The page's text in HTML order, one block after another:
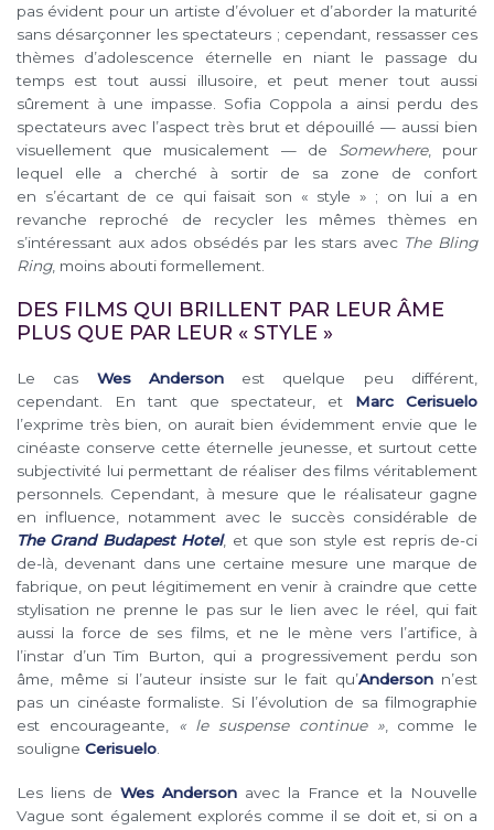
pas évident pour un artiste d’évoluer et d’aborder la maturité
sans désarçonner les spectateurs ; cependant, ressasser ces
thèmes d’adolescence éternelle en niant le passage du
temps est tout aussi illusoire, et peut mener tout aussi
sûrement à une impasse. Sofia Coppola a ainsi perdu des
spectateurs avec l’aspect très brut et dépouillé — aussi bien
visuellement que musicalement — de Somewhere, pour
lequel elle a cherché à sortir de sa zone de confort
en s’écartant de ce qui faisait son « style » ; on lui a en
revanche reproché de recycler les mêmes thèmes en
s’intéressant aux ados obsédés par les stars avec The Bling
Ring, moins abouti formellement.
DES FILMS QUI BRILLENT PAR LEUR ÂME
PLUS QUE PAR LEUR « STYLE »
Le cas Wes Andersonest quelque peu différent,
cependant. En tant que spectateur, et Marc Cerisuelo
l’exprime très bien, on aurait bien évidemment envie que le
cinéaste conserve cette éternelle jeunesse, et surtout cette
subjectivité lui permettant de réaliser des films véritablement
personnels. Cependant, à mesure que le réalisateur gagne
en influence, notamment avec le succès considérable de
The Grand Budapest Hotel, et que son style est repris de-ci
de-là, devenant dans une certaine mesure une marque de
fabrique, on peut légitimement en venir à craindre que cette
stylisation ne prenne le pas sur le lien avec le réel, qui fait
aussi la force de ses films, et ne le mène vers l’artifice, à
l’instar d’un Tim Burton, qui a progressivement perdu son
âme, même si l’auteur insiste sur le fait qu’Anderson n’est
pas un cinéaste formaliste. Si l’évolution de sa filmographie
est encourageante, « le suspense continue », comme le
souligne Cerisuelo
Les liens de Wes Anderson avec la France et la Nouvelle
Vague sont également explorés comme il se doit et, si on a